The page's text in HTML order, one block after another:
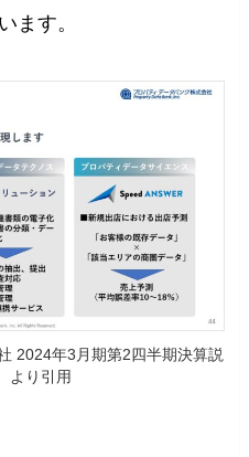
ます。
2024年3月期第2四半期決算説
り引用